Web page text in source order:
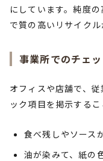
にしています。純度
で質の高いリサイクル
事業所でのチェ
オフィスや店舗で、
ック項目を掲示するこ
食べ残しやソース
油が染みて、紙の